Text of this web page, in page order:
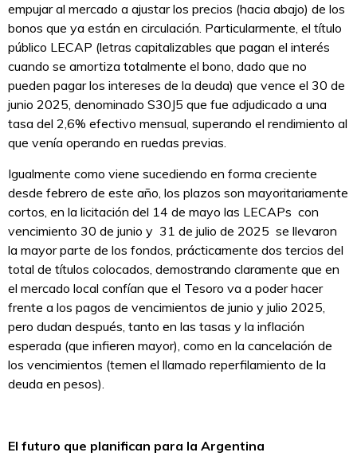
empujar al mercado a ajustar los precios (hacia abajo) de los
bonos que ya están en circulación. Particularmente, el título
público LECAP (letras capitalizables que pagan el interés
cuando se amortiza totalmente el bono, dado que no
pueden pagar los intereses de la deuda) que vence el 30 de
junio 2025, denominado S30J5 que fue adjudicado a una
tasa del 2,6% efectivo mensual, superando el rendimiento al
que venía operando en ruedas previas.
Igualmente como viene sucediendo en forma creciente
desde febrero de este año, los plazos son mayoritariamente
cortos, en la licitación del 14 de mayo las LECAPs con
vencimiento 30 de junio y 31 de julio de 2025 se llevaron
la mayor parte de los fondos, prácticamente dos tercios del
total de títulos colocados, demostrando claramente que en
el mercado local confían que el Tesoro va a poder hacer
frente a los pagos de vencimientos de junio y julio 2025,
pero dudan después, tanto en las tasas y la inflación
esperada (que infieren mayor), como en la cancelación de
los vencimientos (temen el llamado reperfilamiento de la
deuda en pesos).
El futuro que planifican para la Argentina